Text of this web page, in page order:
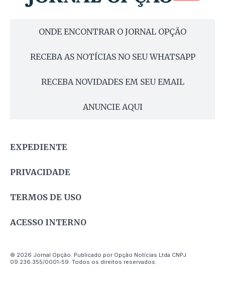
ONDE ENCONTRAR O JORNAL OPÇÃO
RECEBA AS NOTÍCIAS NO SEU WHATSAPP
RECEBA NOVIDADES EM SEU EMAIL
ANUNCIE AQUI
EXPEDIENTE
PRIVACIDADE
TERMOS DE USO
ACESSO INTERNO
© 2026 Jornal Opção. Publicado por Opção Notícias Ltda CNPJ
09.236.355/0001-59. Todos os direitos reservados.